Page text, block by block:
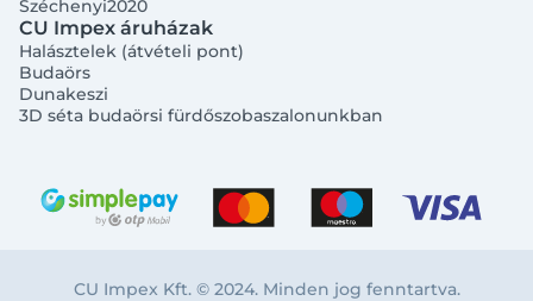
Széchenyi2020
CU Impex áruházak
Halásztelek (átvételi pont)
Budaörs
Dunakeszi
3D séta budaörsi fürdőszobaszalonunkban
CU Impex Kft. © 2024. Minden jog fenntartva.